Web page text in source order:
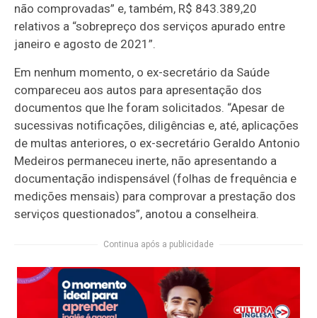
não comprovadas” e, também, R$ 843.389,20
relativos a “sobrepreço dos serviços apurado entre
janeiro e agosto de 2021”.
Em nenhum momento, o ex-secretário da Saúde
compareceu aos autos para apresentação dos
documentos que lhe foram solicitados. “Apesar de
sucessivas notificações, diligências e, até, aplicações
de multas anteriores, o ex-secretário Geraldo Antonio
Medeiros permaneceu inerte, não apresentando a
documentação indispensável (folhas de frequência e
medições mensais) para comprovar a prestação dos
serviços questionados”, anotou a conselheira.
Continua após a publicidade